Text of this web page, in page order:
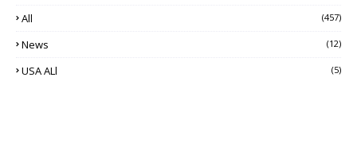
All (457)
News (12)
USA ALl (5)